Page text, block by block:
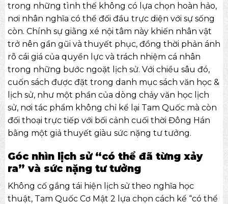
trong những tình thế không có lựa chọn hoàn hảo,
nơi nhân nghĩa có thể đối đầu trực diện với sự sống
còn. Chính sự giằng xé nội tâm này khiến nhân vật
trở nên gần gũi và thuyết phục, đồng thời phản ánh
rõ cái giá của quyền lực và trách nhiệm cá nhân
trong những bước ngoặt lịch sử. Với chiều sâu đó,
cuốn sách được đặt trong danh mụcsách văn học &
lịch sử, như một phần của dòng chảy văn học lịch
sử, nơi tác phẩm không chỉ kể lại Tam Quốc mà còn
đối thoại trực tiếp với bối cảnh cuối thời Đông Hán
bằng một giả thuyết giàu sức nặng tư tưởng.
Góc nhìn lịch sử “có thể đã từng xảy
ra” và sức nặng tư tưởng
Không cố gắng tái hiện lịch sử theo nghĩa học
thuật, Tam Quốc Cơ Mật 2 lựa chọn cách kể “có thể